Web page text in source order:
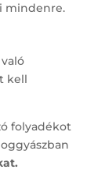
mindenre.
kell
folyadékot